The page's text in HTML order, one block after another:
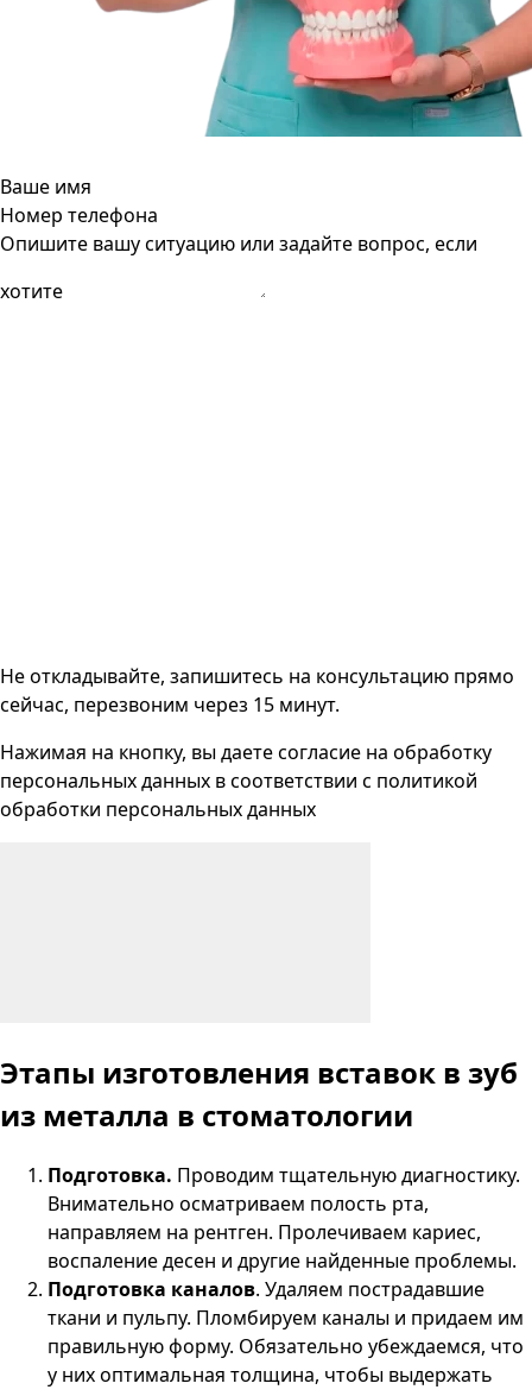
Ваше имя
Номер телефона
Опишите вашу ситуацию или задайте вопрос, если
хотите
Не откладывайте, запишитесь на консультацию прямо
сейчас, перезвоним через 15 минут.
Нажимая на кнопку, вы даете согласие на обработку
персональных данных в соответствии с политикой
обработки персональных данных
Этапы изготовления вставок в зуб
из металла в стоматологии
Подготовка. Проводим тщательную диагностику.
Внимательно осматриваем полость рта,
направляем на рентген. Пролечиваем кариес,
воспаление десен и другие найденные проблемы.
Подготовка каналов. Удаляем пострадавшие
ткани и пульпу. Пломбируем каналы и придаем им
правильную форму. Обязательно убеждаемся, что
у них оптимальная толщина, чтобы выдержать